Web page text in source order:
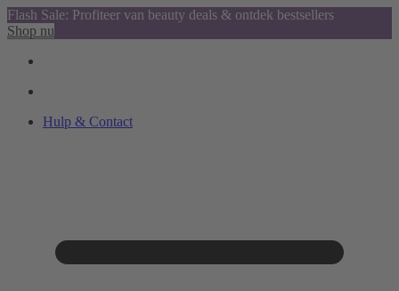
Flash Sale: Profiteer van beauty deals & ontdek bestsellers
Shop nu
Hulp & Contact